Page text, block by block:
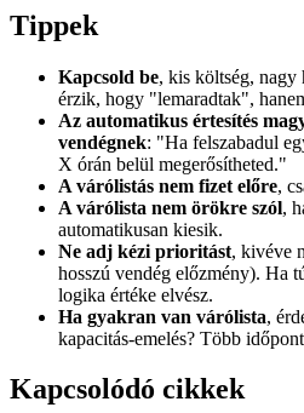
Tippek
Kapcsold be, kis költség, nagy
érzik, hogy "lemaradtak",
Az automatikus értesítés
vendégnek: "Ha felszabadul
X órán belül megerősítheted."
A várólistás nem fizet előre,
A várólista nem örökre szól,
automatikusan kiesik.
Ne adj kézi prioritást, kivéve
hosszú vendég előzmény). Ha
logika értéke elvész.
Ha gyakran van várólista,
kapacitás-emelés? Több
Kapcsolódó cikkek